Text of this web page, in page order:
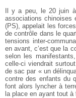
Il y a peu, le 20 juin à
associations chinoises
(PS), appelait les
de contrôle dans le
tensions inter-
en avant, c’est que la
selon les
celle-ci viendrait
de sac par « un
contre des enfants du
font alors lyncher à
la place en ayant tout à